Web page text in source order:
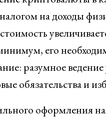
на доходы
его
разумное
обязательства и
оформления